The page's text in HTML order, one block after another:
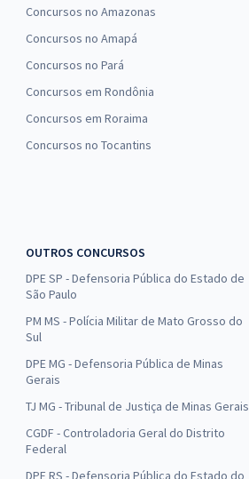
Concursos no Amazonas
Concursos no Amapá
Concursos no Pará
Concursos em Rondônia
Concursos em Roraima
Concursos no Tocantins
OUTROS CONCURSOS
DPE SP - Defensoria Pública do Estado de
São Paulo
PM MS - Polícia Militar de Mato Grosso do
Sul
DPE MG - Defensoria Pública de Minas
Gerais
TJ MG - Tribunal de Justiça de Minas Gerais
CGDF - Controladoria Geral do Distrito
Federal
DPE RS - Defensoria Pública do Estado do